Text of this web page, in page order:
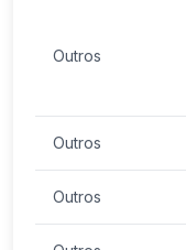
Outros
Outros
Outros